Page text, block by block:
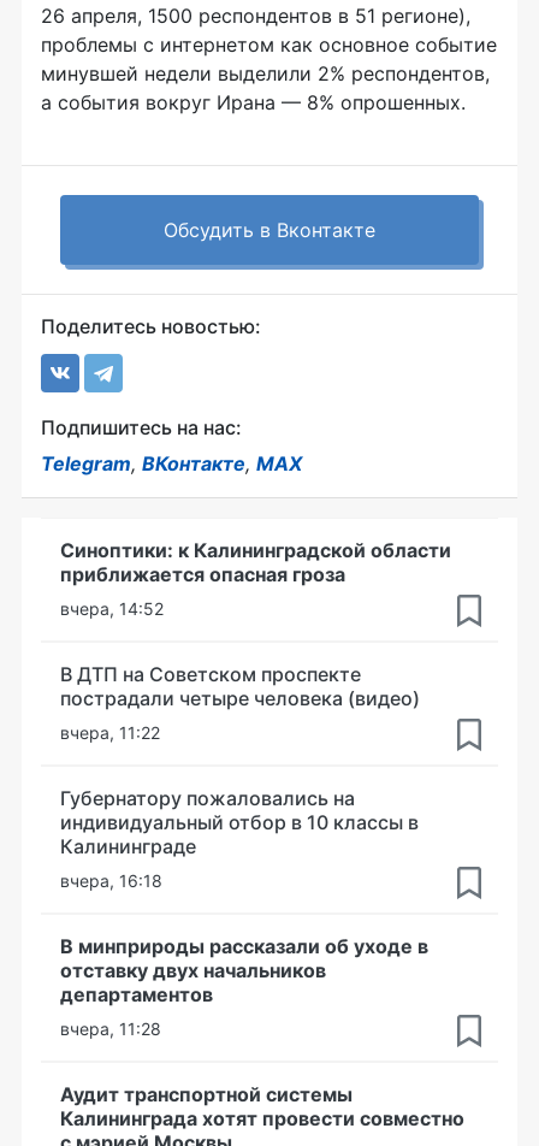
26 апреля, 1500 респондентов в 51 регионе),
проблемы с интернетом как основное событие
минувшей недели выделили 2% респондентов,
а события вокруг Ирана — 8% опрошенных.
Обсудить в Вконтакте
Поделитесь новостью:
Подпишитесь на нас:
Telegram, ВКонтакте, MAX
Синоптики: к Калининградской области
приближается опасная гроза
вчера, 14:52
В ДТП на Советском проспекте
пострадали четыре человека (видео)
вчера, 11:22
Губернатору пожаловались на
индивидуальный отбор в 10 классы в
Калининграде
вчера, 16:18
В минприроды рассказали об уходе в
отставку двух начальников
департаментов
вчера, 11:28
Аудит транспортной системы
Калининграда хотят провести совместно